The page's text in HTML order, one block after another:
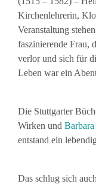
Kirchenlehrerin,
Veranstaltung
faszinierende Frau,
verlor und sich für
Leben war ein
Die Stuttgarter
Wirken und Barbara
entstand ein
Das schlug sich